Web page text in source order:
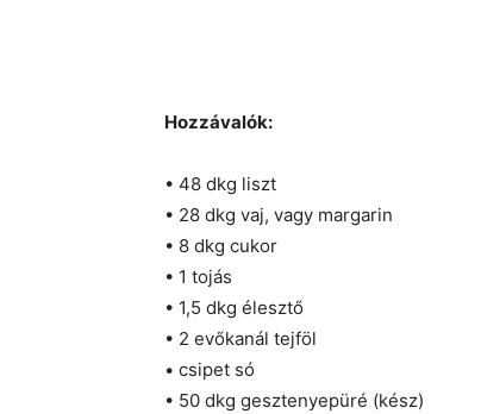
Hozzávalók:
• 48 dkg liszt
• 28 dkg vaj, vagy margarin
• 8 dkg cukor
• 1 tojás
• 1,5 dkg élesztő
• 2 evőkanál tejföl
• csipet só
• 50 dkg gesztenyepüré (kész)